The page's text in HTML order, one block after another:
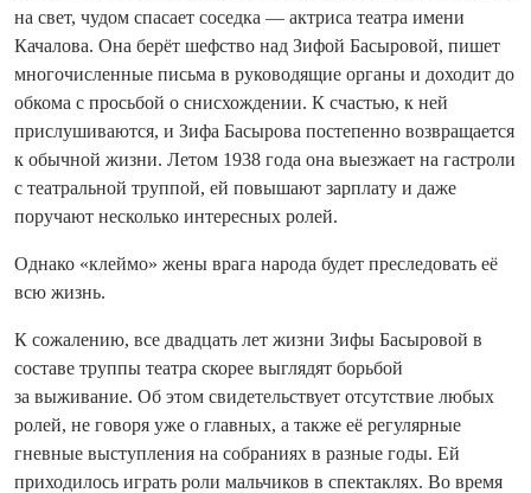
на свет, чудом спасает соседка — актриса театра имени
Качалова. Она берёт шефство над Зифой Басыровой, пишет
многочисленные письма в руководящие органы и доходит до
обкома с просьбой о снисхождении. К счастью, к ней
прислушиваются, и Зифа Басырова постепенно возвращается
к обычной жизни. Летом 1938 года она выезжает на гастроли
с театральной труппой, ей повышают зарплату и даже
поручают несколько интересных ролей.
Однако «клеймо» жены врага народа будет преследовать её
всю жизнь.
К сожалению, все двадцать лет жизни Зифы Басыровой в
составе труппы театра скорее выглядят борьбой
за выживание. Об этом свидетельствует отсутствие любых
ролей, не говоря уже о главных, а также её регулярные
гневные выступления на собраниях в разные годы. Ей
приходилось играть роли мальчиков в спектаклях. Во время